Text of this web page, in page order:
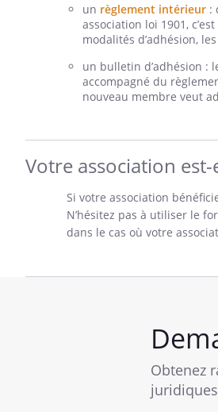
un règlement intérieur :
association loi 1901,
modalités d’adhésion,
un bulletin d’adhésion :
accompagné du
nouveau membre veut
Votre association
Si votre association
N’hésitez pas à utiliser le
dans le cas où votre
Obtenez